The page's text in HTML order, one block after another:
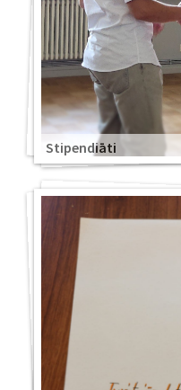
Stipendiāti